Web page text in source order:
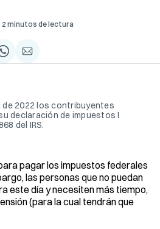
2 minutos de lectura
Share
on
Compartir
via
de 2022 los contribuyentes
declaración de impuestos I
del IRS.
pagar los impuestos federales
las personas que no puedan
este día y necesiten más tiempo,
(para la cual tendrán que